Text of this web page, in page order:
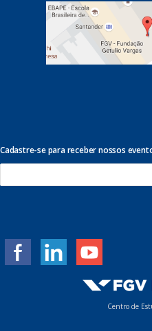
Cadastre-se para receber nossos
m
Centro de